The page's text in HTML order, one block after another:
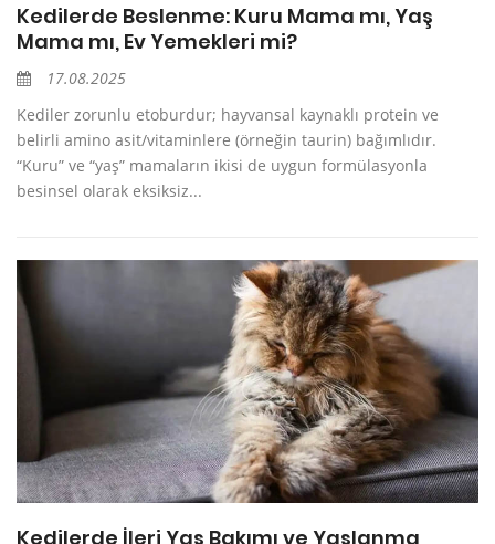
Kedilerde Beslenme: Kuru Mama mı, Yaş
Mama mı, Ev Yemekleri mi?
17.08.2025
Kediler zorunlu etoburdur; hayvansal kaynaklı protein ve
belirli amino asit/vitaminlere (örneğin taurin) bağımlıdır.
“Kuru” ve “yaş” mamaların ikisi de uygun formülasyonla
besinsel olarak eksiksiz...
Kedilerde İleri Yaş Bakımı ve Yaşlanma